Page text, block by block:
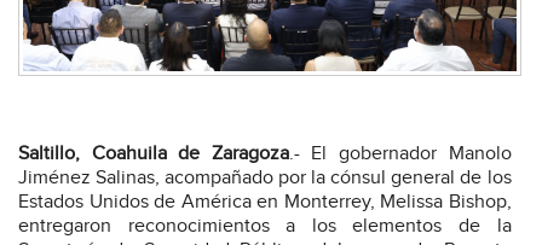
Saltillo, Coahuila de Zaragoza.- El gobernador Manolo
Jiménez Salinas, acompañado por la cónsul general de los
Estados Unidos de América en Monterrey, Melissa Bishop,
entregaron reconocimientos a los elementos de la